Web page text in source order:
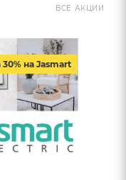
ВСЕ АКЦИИ
на Jasmart